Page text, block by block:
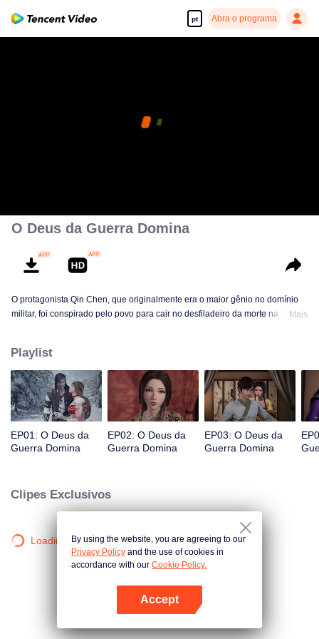
pt Abra o programa
Abra o programa
O Deus da Guerra Domina
O protagonista Qin Chen, que originalmente era o maior gênio no domínio
militar, foi conspirado pelo povo para cair no desfiladeiro da morte na terraMais
Playlist
EP01: O Deus da
Guerra Domina
EP02: O Deus da
Guerra Domina
EP03: O Deus da
Guerra Domina
Clipes Exclusivos
Loading…By using the website, you are agreeing to our
Privacy Policy and the use of cookies in
accordance with our Cookie Policy.
Accept